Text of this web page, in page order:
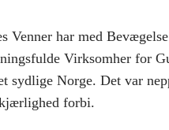
Venner har med
Virksomher for
sydlige Norge. Det var
forbi.